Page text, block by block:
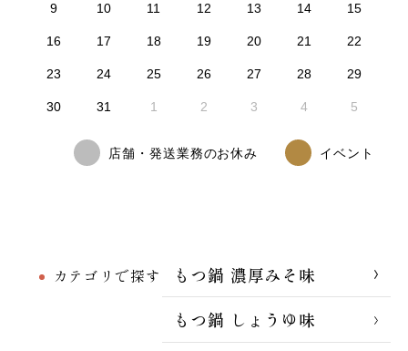
カテゴリで探す
もつ鍋 濃厚みそ味
もつ鍋 しょうゆ味
9 10 11 12 13 14 15
16 17 18 19 20 21 22
23 24 25 26 27 28 29
30 31 1 2 3 4 5
店舗・発送業務のお休み イベント